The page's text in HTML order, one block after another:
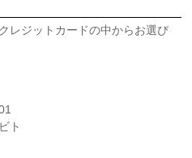
レジットカードの中からお選び
ト